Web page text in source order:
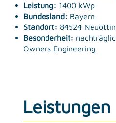
Leistung: 1400 kWp
Bundesland: Bayern
Standort: 84524
Besonderheit:
Owners Engineering
Leistungen